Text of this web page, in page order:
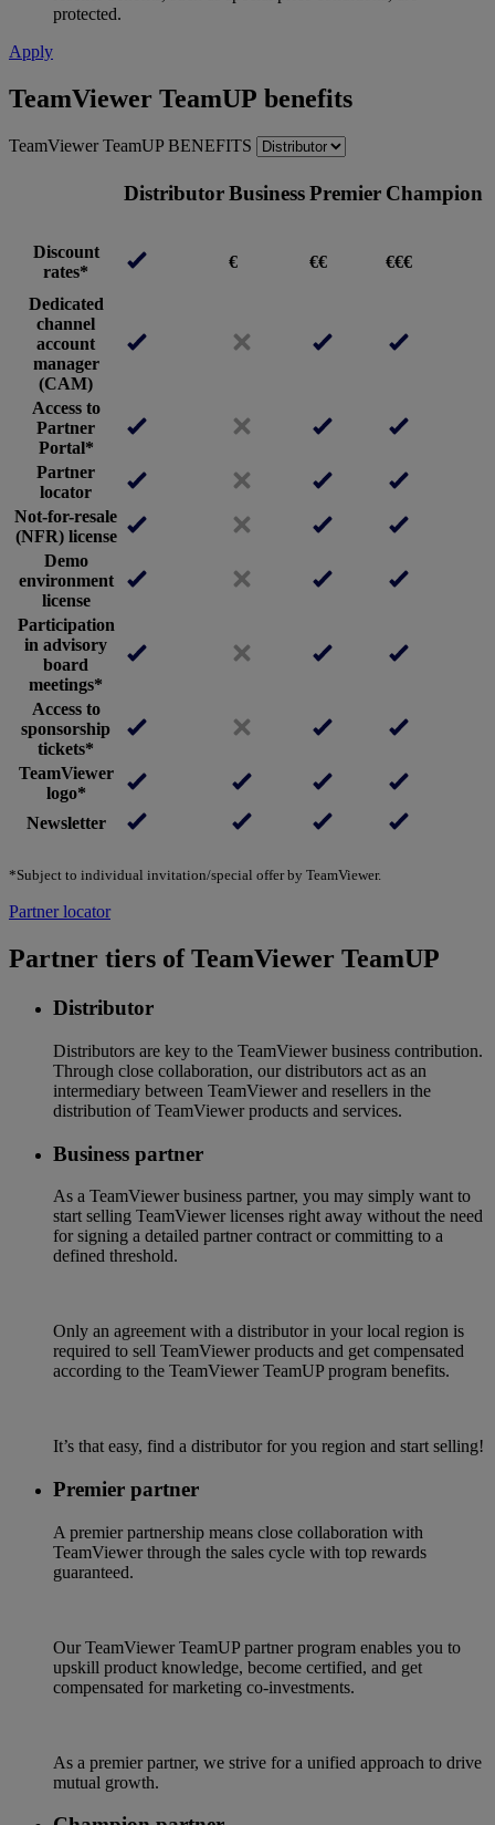
protected.
Apply
TeamViewer TeamUP benefits
TeamViewer TeamUP BENEFITS
DistributorBusinessPremier Champion
Discount
rates*
€ €€ €€€
Dedicated
channel
account
manager
(CAM)
Access to
Partner
Portal*
Partner
locator
Not-for-resale
(NFR) license
Demo
environment
license
Participation
in advisory
board
meetings*
Access to
sponsorship
tickets*
TeamViewer
logo*
Newsletter
*Subject to individual invitation/special offer by TeamViewer.
Partner locator
Partner tiers of TeamViewer TeamUP
Distributor
Distributors are key to the TeamViewer business contribution.
Through close collaboration, our distributors act as an
intermediary between TeamViewer and resellers in the
distribution of TeamViewer products and services.
Business partner
As a TeamViewer business partner, you may simply want to
start selling TeamViewer licenses right away without the need
for signing a detailed partner contract or committing to a
defined threshold.
Only an agreement with a distributor in your local region is
required to sell TeamViewer products and get compensated
according to the TeamViewer TeamUP program benefits.
It’s that easy, find a distributor for you region and start selling!
Premier partner
A premier partnership means close collaboration with
TeamViewer through the sales cycle with top rewards
guaranteed.
Our TeamViewer TeamUP partner program enables you to
upskill product knowledge, become certified, and get
compensated for marketing co-investments.
As a premier partner, we strive for a unified approach to drive
mutual growth.